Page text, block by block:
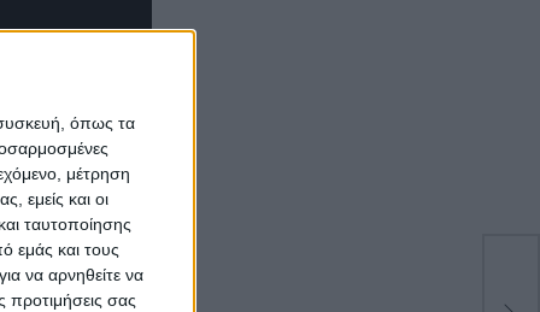
όπως τα
μέτρηση
εμείς και οι
ταυτοποίησης
εμάς και τους
να αρνηθείτε να
προτιμήσεις σας